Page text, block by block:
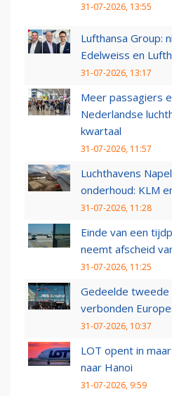
31-07-2026, 13:55
Lufthansa Group:
Edelweiss en
31-07-2026, 13:17
Meer passagiers
Nederlandse
kwartaal
31-07-2026, 11:57
Luchthavens
onderhoud: KLM
31-07-2026, 11:28
Einde van een
neemt afscheid
31-07-2026, 11:25
Gedeelde tweede
verbonden
31-07-2026, 10:37
LOT opent in
naar Hanoi
31-07-2026, 9:59